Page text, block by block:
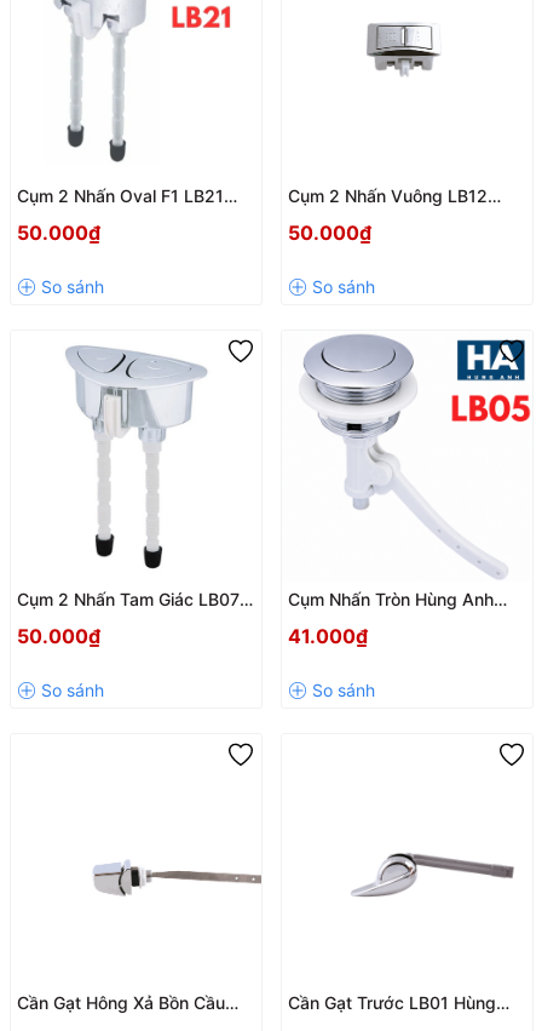
Cụm 2 Nhấn Oval F1 LB21
Cầu 2 Chế Độ Tiết Kiệm Nước
50.000₫
Cụm 2 Nhấn Vuông LB12
Cầu 2 Chế Độ Tiết Kiệm Nước
50.000₫
Cụm 2 Nhấn Tam Giác LB07 –
Độ Tiện Lợi, Bền Bỉ
50.000₫
Cụm Nhấn Tròn Hùng Anh
Bền Đẹp, Dễ Lắp Đặt
41.000₫
Cần Gạt Hông Xả Bồn Cầu
Cần Gạt Trước LB01 Hùng